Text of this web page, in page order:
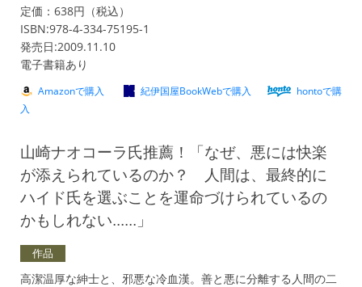
定価：638円（税込）
ISBN:978-4-334-75195-1
発売日:2009.11.10
電子書籍あり
Amazonで購入 紀伊国屋BookWebで購入
hontoで購
入
山崎ナオコーラ氏推薦！「なぜ、悪には快楽
が添えられているのか？ 人間は、最終的に
ハイド氏を選ぶことを運命づけられているの
かもしれない......」
作品
高潔温厚な紳士と、邪悪な冷血漢。善と悪に分離する人間の二